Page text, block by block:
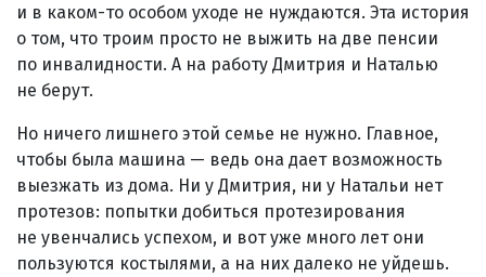
и в каком-то особом уходе не нуждаются. Эта история
о том, что троим просто не выжить на две пенсии
по инвалидности. А на работу Дмитрия и Наталью
не берут.
Но ничего лишнего этой семье не нужно. Главное,
чтобы была машина — ведь она дает возможность
выезжать из дома. Ни у Дмитрия, ни у Натальи нет
протезов: попытки добиться протезирования
не увенчались успехом, и вот уже много лет они
пользуются костылями, а на них далеко не уйдешь.